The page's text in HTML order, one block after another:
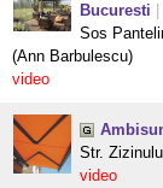
Bucuresti
Sos
(Ann Barbulescu)
video
Str.
video